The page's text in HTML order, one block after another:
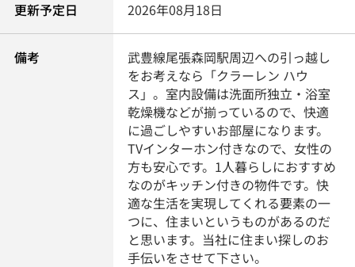
更新予定日 2026年08月18日
備考
武豊線尾張森岡駅周辺への引っ越し
をお考えなら「クラーレン ハウ
ス」。室内設備は洗面所独立・浴室
乾燥機などが揃っているので、快適
に過ごしやすいお部屋になります。
TVインターホン付きなので、女性の
方も安心です。1人暮らしにおすすめ
なのがキッチン付きの物件です。快
適な生活を実現してくれる要素の一
つに、住まいというものがあるのだ
と思います。当社に住まい探しのお
手伝いをさせて下さい。